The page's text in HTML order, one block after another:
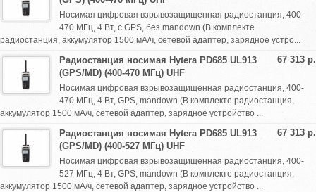
Носимая цифровая взрывозащищенная радиостанция, 400-
470 МГц, 4 Вт, с GPS, без mandown (В комплекте
радиостанция, аккумулятор 1500 мА/ч, сетевой адаптер, зарядное устро...
67 313 р.
Радиостанция носимая Hytera PD685 UL913
(GPS/MD) (400-470 МГц) UHF
Носимая цифровая взрывозащищенная радиостанция, 400-
470 МГц, 4 Вт, GPS, mandown (В комплекте радиостанция,
аккумулятор 1500 мА/ч, сетевой адаптер, зарядное устройство ...
67 313 р.
Радиостанция носимая Hytera PD685 UL913
(GPS/MD) (400-527 МГц) UHF
Носимая цифровая взрывозащищенная радиостанция, 400-
527 МГц, 4 Вт, GPS, mandown (В комплекте радиостанция,
аккумулятор 1500 мА/ч, сетевой адаптер, зарядное устройство ...